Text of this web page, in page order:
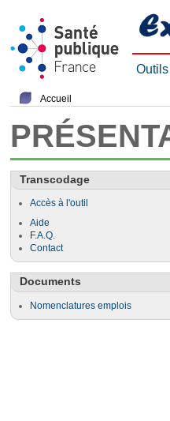
Accueil
Transcodage
Accès à l'outil
Aide
F.A.Q.
Contact
Documents
Nomenclatures emplois